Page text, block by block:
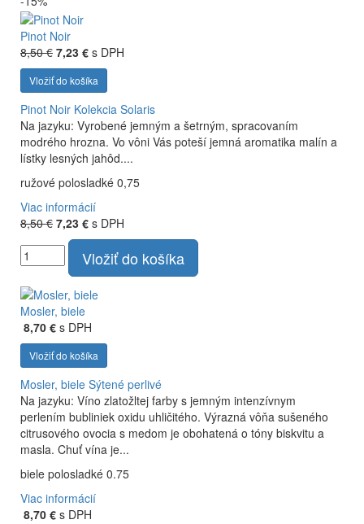
Pinot Noir
8,50 € 7,23 € s DPH
Vložiť do košíka
Pinot Noir Kolekcia Solaris
Na jazyku: Vyrobené jemným a šetrným, spracovaním
modrého hrozna. Vo vôni Vás poteší jemná aromatika malín a
lístky lesných jahôd....
ružové polosladké 0,75
Viac informácií
8,50 € 7,23 € s DPH
Vložiť do košíka
Mosler, biele
8,70 € s DPH
Vložiť do košíka
Mosler, biele Sýtené perlivé
Na jazyku: Víno zlatožltej farby s jemným intenzívnym
perlením bubliniek oxidu uhličitého. Výrazná vôňa sušeného
citrusového ovocia s medom je obohatená o tóny biskvitu a
masla. Chuť vína je...
biele polosladké 0.75
Viac informácií
8,70 € s DPH